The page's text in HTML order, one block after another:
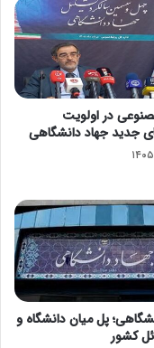
در اولویت
جدید جهاد دانشگاهی
۱۱
پل میان دانشگاه و
کشور